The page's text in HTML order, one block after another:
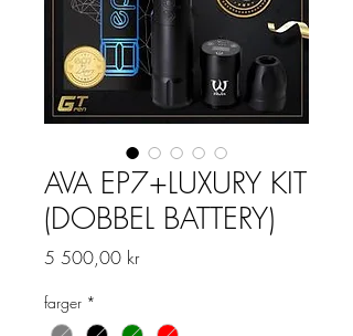
AVA EP7+LUXURY KIT
(DOBBEL BATTERY)
5 500,00 krPris
farger *